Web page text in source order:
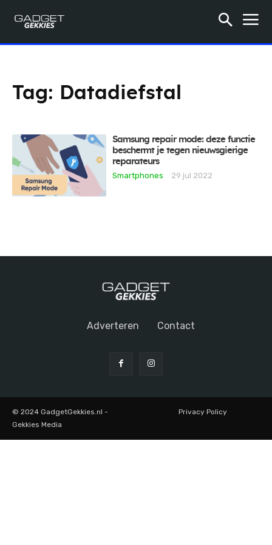
Tag: Datadiefstal
Samsung repair mode: deze functie
beschermt je tegen nieuwsgierige
reparateurs
Smartphones
29 jul 2022
Adverteren Contact
© 2024 GadgetGekkies.nl -
Gekkies Media
Privacy Policy